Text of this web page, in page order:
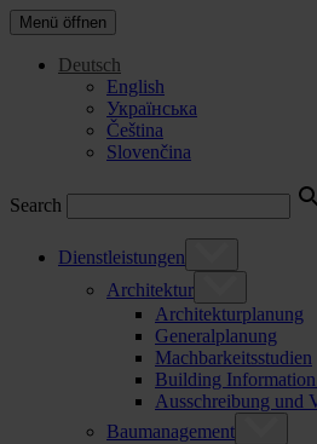
Menü öffnen
Deutsch
English
Українська
Čeština
Slovenčina
Search
Dienstleistungen
Architektur
Architekturplanung
Generalplanung
Machbarkeitsstudien
Building
Ausschreibung und
Baumanagement